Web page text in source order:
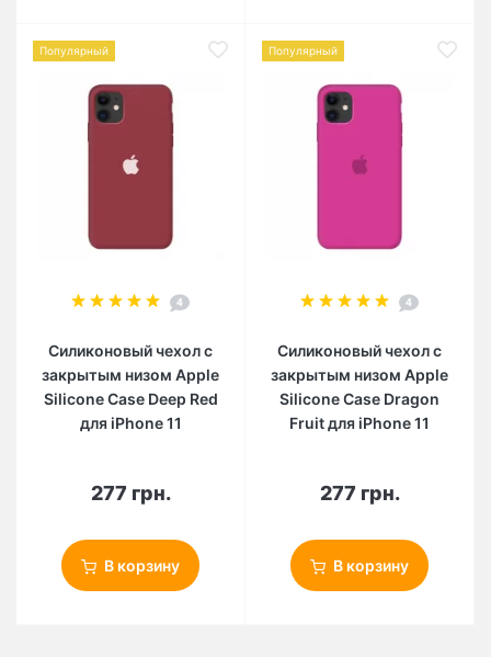
Популярный
4
Силиконовый чехол c
закрытым низом Apple
Silicone Case Deep Red
для iPhone 11
277 грн.
В корзину
Популярный
4
Силиконовый чехол c
закрытым низом Apple
Silicone Case Dragon
Fruit для iPhone 11
277 грн.
В корзину